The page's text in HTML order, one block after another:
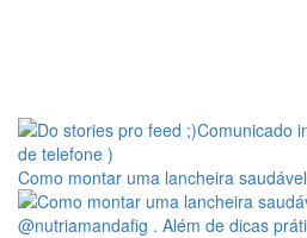
Como montar uma lancheira